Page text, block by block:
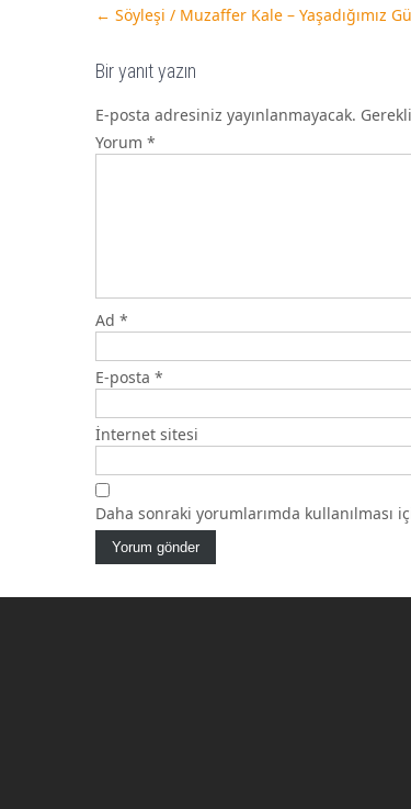
← Söyleşi / Muzaffer Kale – Yaşadığımız
Bir yanıt yazın
E-posta adresiniz yayınlanmayacak.
Yorum *
Ad *
E-posta *
İnternet sitesi
Daha sonraki yorumlarımda kullanılması